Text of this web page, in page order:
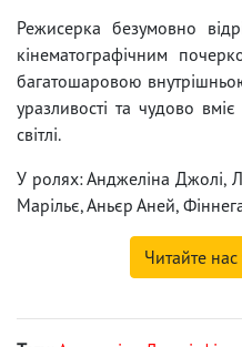
Режисерка безумовно
кінематографічним
багатошаровою
уразливості та чудово
світлі.
У ролях: Анджеліна Джолі,
Марільє, Аньєр Аней,
Читайте